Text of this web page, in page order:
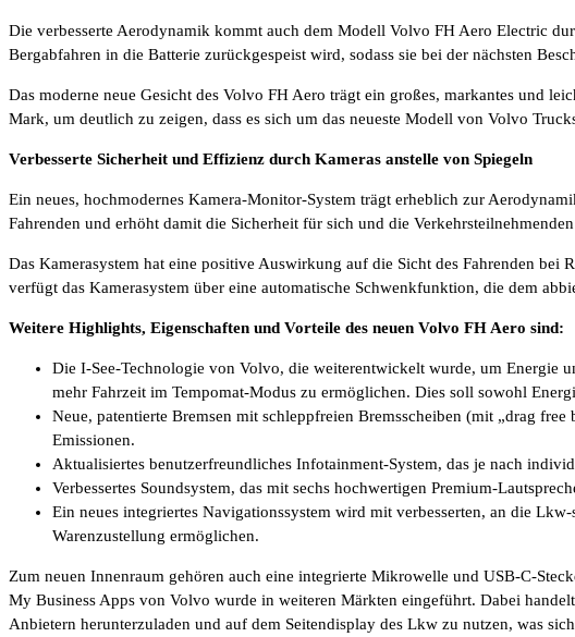
Die verbesserte Aerodynamik kommt auch dem Modell Volvo FH Aero Electric
Bergabfahren in die Batterie zurückgespeist wird, sodass sie bei der nächsten
Das moderne neue Gesicht des Volvo FH Aero trägt ein großes, markantes und
Mark, um deutlich zu zeigen, dass es sich um das neueste Modell von Volvo
Verbesserte Sicherheit und Effizienz durch Kameras anstelle von Spiegeln
Ein neues, hochmodernes Kamera-Monitor-System trägt erheblich zur
Fahrenden und erhöht damit die Sicherheit für sich und die
Das Kamerasystem hat eine positive Auswirkung auf die Sicht des Fahrenden
verfügt das Kamerasystem über eine automatische Schwenkfunktion, die dem
Weitere Highlights, Eigenschaften und Vorteile des neuen Volvo FH Aero sind:
Die I-See-Technologie von Volvo, die weiterentwickelt wurde, um Energie
mehr Fahrzeit im Tempomat-Modus zu ermöglichen. Dies soll sowohl
Neue, patentierte Bremsen mit schleppfreien Bremsscheiben (mit „drag
Emissionen.
Aktualisiertes benutzerfreundliches Infotainment-System, das je nach
Verbessertes Soundsystem, das mit sechs hochwertigen Premium-
Ein neues integriertes Navigationssystem wird mit verbesserten, an die
Warenzustellung ermöglichen.
Zum neuen Innenraum gehören auch eine integrierte Mikrowelle und USB-C-
My Business Apps von Volvo wurde in weiteren Märkten eingeführt. Dabei
Anbietern herunterzuladen und auf dem Seitendisplay des Lkw zu nutzen, was